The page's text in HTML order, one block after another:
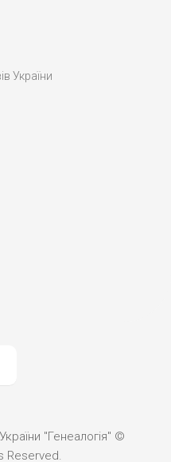
України
"Генеалогія" ©
Reserved.